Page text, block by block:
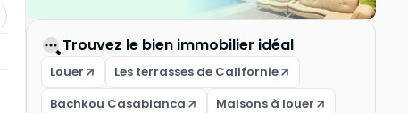
Trouvez le bien immobilier idéal
Louer
Les terrasses de Californie
Bachkou Casablanca
Maisons à louer